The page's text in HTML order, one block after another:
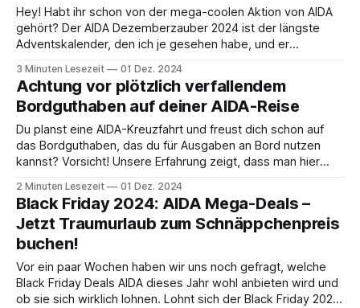
Hey! Habt ihr schon von der mega-coolen Aktion von AIDA
gehört? Der AIDA Dezemberzauber 2024 ist der längste
Adventskalender, den ich je gesehen habe, und er
es noch werden wollen. Was gibt es zu Gewinnen? 32
Türchen voller Überraschungen
3 Minuten Lesezeit 01 Dez. 2024
Achtung vor plötzlich verfallendem
Bordguthaben auf deiner AIDA-Reise
Du planst eine AIDA-Kreuzfahrt und freust dich schon auf
das Bordguthaben, das du für Ausgaben an Bord nutzen
kannst? Vorsicht! Unsere Erfahrung zeigt, dass man hier
unerwartet früh verfallen – und das ohne eine klare
Vorwarnung. Was uns passiert ist Während einer unserer
2 Minuten Lesezeit 01 Dez. 2024
Black Friday 2024: AIDA Mega-Deals –
Jetzt Traumurlaub zum Schnäppchenpreis
buchen!
Vor ein paar Wochen haben wir uns noch gefragt, welche
Black Friday Deals AIDA dieses Jahr wohl anbieten wird und
ob sie sich wirklich lohnen. Lohnt sich der Black Friday 2024